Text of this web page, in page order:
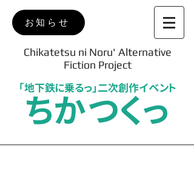
お知らせ
Chikatetsu ni Noru' Alternative
Fiction Project
ちかつくっ
「地下鉄に乗るっ」二次創作イベント